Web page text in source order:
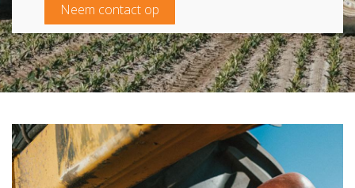
Neem contact op